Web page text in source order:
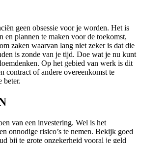
geen obsessie voor je worden. Het is
en plannen te maken voor de toekomst,
zaken waarvan lang niet zeker is dat die
is zonde van je tijd. Doe wat je nu kunt
Op het gebied van werk is dit
contract of andere overeenkomst te
beter.
van een investering. Wel is het
onnodige risico’s te nemen. Bekijk goed
bij te grote onzekerheid vooral je geld